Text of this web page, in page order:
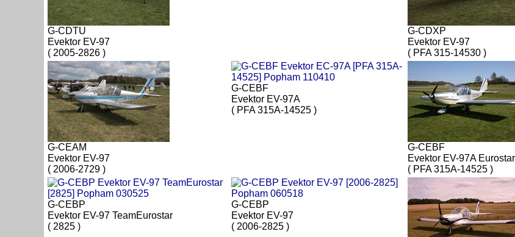
G-CDTU
Evektor EV-97
( 2005-2826 )
G-CDXP
Evektor EV-97
( PFA 315-14530 )
G-CEAM
Evektor EV-97
( 2006-2729 )
G-CEBF
Evektor EV-97A
( PFA 315A-14525 )
G-CEBF
Evektor EV-97A Eurostar
( PFA 315A-14525 )
G-CEBP
Evektor EV-97 TeamEurostar
( 2825 )
G-CEBP
Evektor EV-97
( 2006-2825 )